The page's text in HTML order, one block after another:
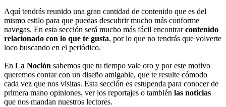
Aquí tendrás reunido una gran cantidad de contenido que es del
mismo estilo para que puedas descubrir mucho más conforme
navegas. En esta sección será mucho más fácil encontrarcontenido
relacionado con lo que te gusta, por lo que no tendrás que volverte
loco buscando en el periódico.
En La Noción sabemos que tu tiempo vale oro y por este motivo
queremos contar con un diseño amigable, que te resulte cómodo
cada vez que nos visitas. Esta sección es estupenda para conocer de
primera mano opiniones, ver los reportajes o también las noticias
que nos mandan nuestros lectores.